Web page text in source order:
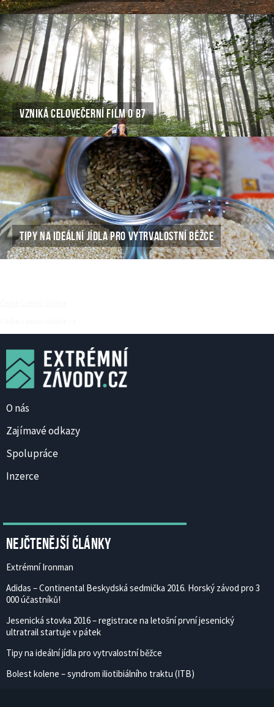
VZNIKÁ CELOVEČERNÍ FILM O B7
TIPY NA IDEÁLNÍ JÍDLA PRO VYTRVALOSTNÍ BĚŽCE
O nás
Zajímavé odkazy
Spolupráce
Inzerce
Nejčtenější články
Extrémní Ironman
Adidas – Continental Beskydská sedmička 2016. Horský závod pro 3
000 účastníků!
Jesenická stovka 2016 – registrace na letošní první jesenický
ultratrail startuje v pátek
Tipy na ideální jídla pro vytrvalostní běžce
Bolest kolene – syndrom iliotibiálního traktu (ITB)